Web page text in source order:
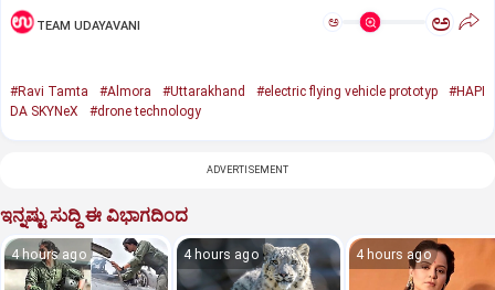
TEAM UDAYAVANI ಅ ಅ
#Ravi Tamta #Almora #Uttarakhand #electric flying vehicle prototyp
#HAPI
DA SKYNeX
#drone technology
ADVERTISEMENT
ಇನ್ನಷ್ಟು ಸುದ್ದಿ ಈ ವಿಭಾಗದಿಂದ
4 hours ago 4 hours ago 4 hours ago